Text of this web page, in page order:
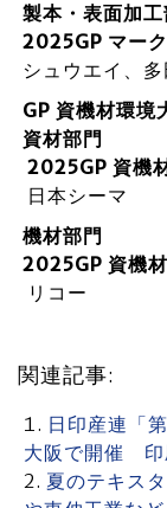
製本・表面加工
2025GP マーク
シュウエイ、
GP 資機材環境
資材部門
2025GP 資機
日本シーマ
機材部門
2025GP 資機材
リコー
関連記事:
日印産連「
大阪で開催 印
夏のテキス